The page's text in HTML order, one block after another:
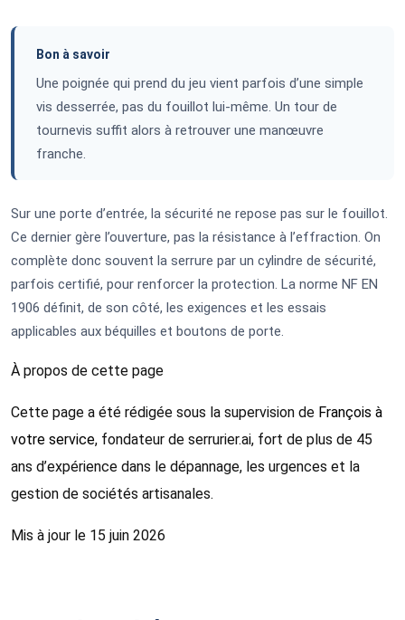
Bon à savoir
Une poignée qui prend du jeu vient parfois d’une simple
vis desserrée, pas du fouillot lui-même. Un tour de
tournevis suffit alors à retrouver une manœuvre
franche.
Sur une porte d’entrée, la sécurité ne repose pas sur le fouillot.
Ce dernier gère l’ouverture, pas la résistance à l’effraction. On
complète donc souvent la serrure par un cylindre de sécurité,
parfois certifié, pour renforcer la protection. La norme NF EN
1906 définit, de son côté, les exigences et les essais
applicables aux béquilles et boutons de porte.
À propos de cette page
Cette page a été rédigée sous la supervision de François à
votre service, fondateur de serrurier.ai, fort de plus de 45
ans d’expérience dans le dépannage, les urgences et la
gestion de sociétés artisanales.
Mis à jour le 15 juin 2026